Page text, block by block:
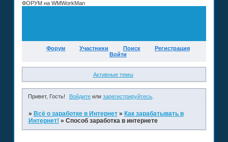
ФОРУМ на WMWorkMan
Форум Участники Поиск
Регистрация
Войти
Активные темы
Привет, Гость! Войдите илизарегистрируйтесь
» Всё о заработке в Интернет » Как зарабатывать в
Интернет! » Способ заработка в интернете